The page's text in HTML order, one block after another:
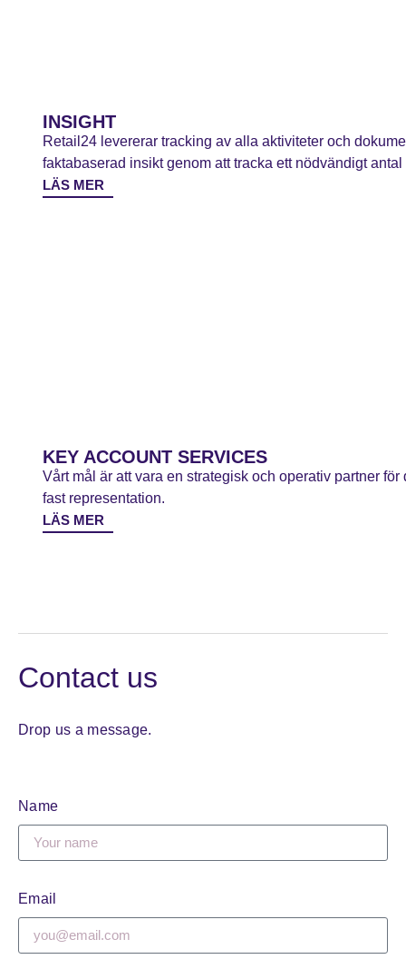
INSIGHT
Retail24 levererar tracking av alla aktiviteter och
faktabaserad insikt genom att tracka ett nödvändigt antal
LÄS MER
KEY ACCOUNT SERVICES
Vårt mål är att vara en strategisk och operativ partner
fast representation.
LÄS MER
Contact us
Drop us a message.
Name
Email